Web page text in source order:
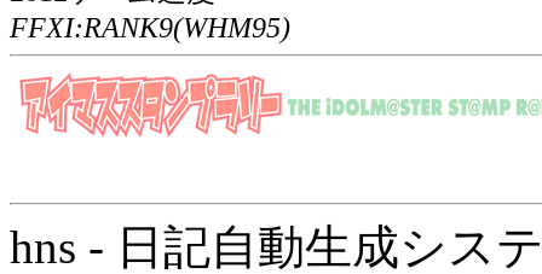
FFXI:RANK9(WHM95)
hns - 日記自動生成シス